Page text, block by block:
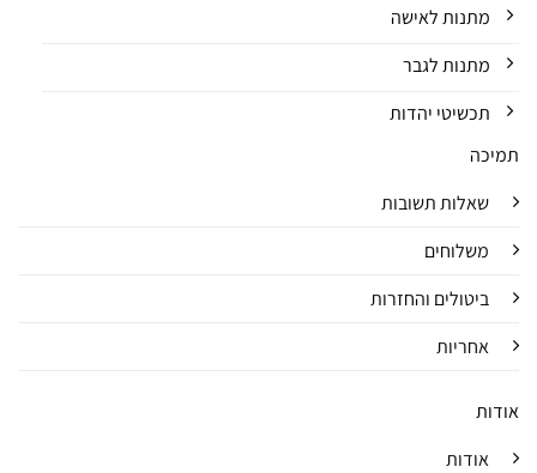
מתנות לאישה
מתנות לגבר
תכשיטי יהדות
תמיכה
שאלות תשובות
משלוחים
ביטולים והחזרות
אחריות
אודות
אודות